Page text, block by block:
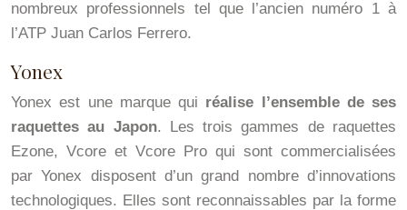
nombreux professionnels tel que l’ancien numéro 1 à
l’ATP Juan Carlos Ferrero.
Yonex
Yonex est une marque qui réalise l’ensemble de ses
raquettes au Japon. Les trois gammes de raquettes
Ezone, Vcore et Vcore Pro qui sont commercialisées
par Yonex disposent d’un grand nombre d’innovations
technologiques. Elles sont reconnaissables par la forme